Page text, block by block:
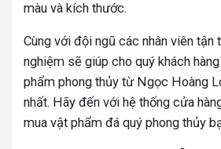
màu và kích thước.
Cùng với đội ngũ các nhân viên tận
nghiệm sẽ giúp cho quý khách
phẩm phong thủy từ Ngọc Hoàng
nhất. Hãy đến với hệ thống cửa
mua vật phẩm đá quý phong thủy